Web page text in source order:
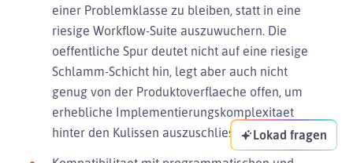
einer Problemklasse zu bleiben, statt in eine
riesige Workflow-Suite auszuwuchern. Die
oeffentliche Spur deutet nicht auf eine riesige
Schlamm-Schicht hin, legt aber auch nicht
genug von der Produktoverflaeche offen, um
erhebliche Implementierungskomplexitaet
hinter den Kulissen auszuschliessen.
5/10
Lokad fragen